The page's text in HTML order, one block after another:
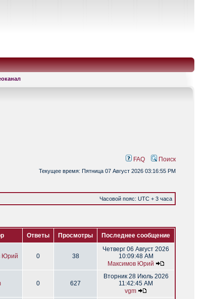
FAQ Поиск
Текущее время: Пятница 07 Август 2026 03:16:55 PM
Часовой пояс: UTC + 3 часа
Ответы Просмотры Последнее сообщение
Юрий 0 38
Четверг 06 Август 2026
10:09:48 AM
Максимов Юрий
0 627
Вторник 28 Июль 2026
11:42:45 AM
vgm